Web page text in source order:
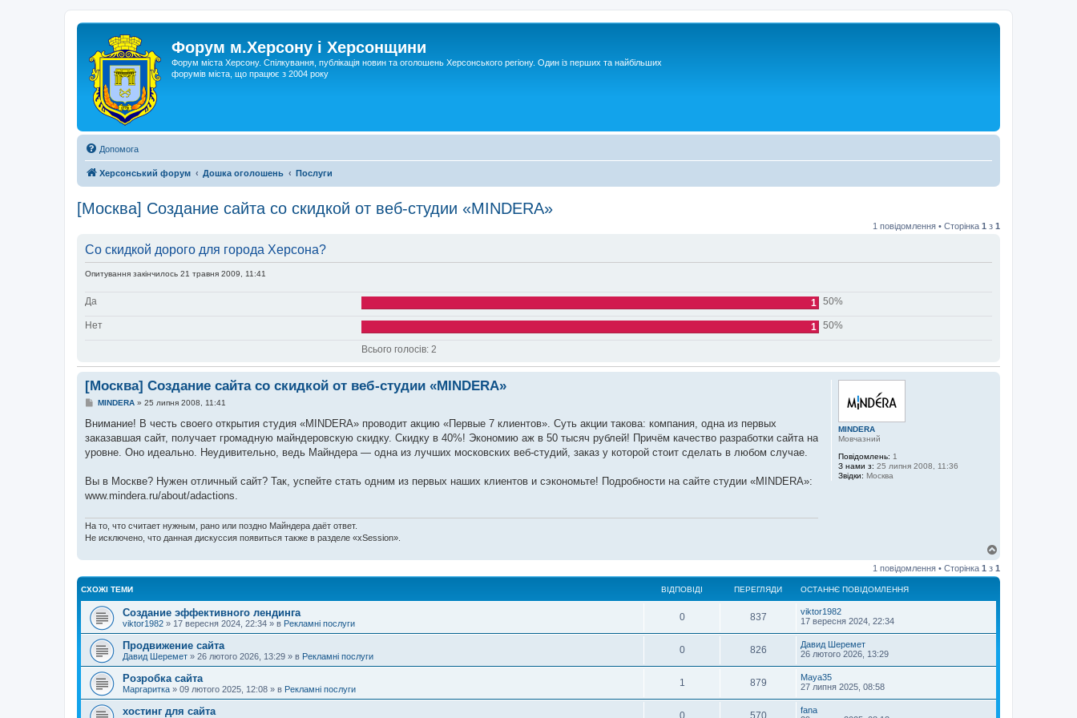
Форум м.Херсону і Херсонщини
Форум міста Херсону. Спілкування, публікація новин та оголошень Херсонського регіону. Один із перших та найбільших
форумів міста, що працює з 2004 року
Допомога
Херсонський форум Дошка оголошень Послуги
[Москва] Создание сайта со скидкой от веб-студии «MINDERA»
1 повідомлення • Сторінка 1 з 1
Со скидкой дорого для города Херсона?
Опитування закінчилось 21 травня 2009, 11:41
Да 1 50%
Нет 1 50%
Всього голосів: 2
MINDERA
Мовчазний
Повідомлень: 1
З нами з: 25 липня 2008, 11:36
Звідки: Москва
[Москва] Создание сайта со скидкой от веб-студии «MINDERA»
П
в
д
о
е
н
MINDERA» 25 липня 2008, 11:41
Внимание! В честь своего открытия студия «MINDERA» проводит акцию «Первые 7 клиентов». Суть акции такова: компания, одна из первых
заказавшая сайт, получает громадную майндеровскую скидку. Скидку в 40%! Экономию аж в 50 тысяч рублей! Причём качество разработки сайта на
уровне. Оно идеально. Неудивительно, ведь Майндера — одна из лучших московских веб-студий, заказ у которой стоит сделать в любом случае.
Вы в Москве? Нужен отличный сайт? Так, успейте стать одним из первых наших клиентов и сэкономьте! Подробности на сайте студии «MINDERA»:
www.mindera.ru/about/adactions.
На то, что считает нужным, рано или поздно Майндера даёт ответ.
Не исключено, что данная дискуссия появиться также в разделе «xSession».
г
о
1 повідомлення • Сторінка 1 з 1
СХОЖІ ТЕМИ ВІДПОВІДІ ПЕРЕГЛЯДИ ОСТАННЄ ПОВІДОМЛЕННЯ
Создание эффективного лендинга
viktor1982 » 17 вересня 2024, 22:34 » в Рекламні послуги
0 837
viktor1982
17 вересня 2024, 22:34
Продвижение сайта
Давид Шеремет » 26 лютого 2026, 13:29 » в Рекламні послуги
0 826
Давид Шеремет
26 лютого 2026, 13:29
Розробка сайта
Маргаритка » 09 лютого 2025, 12:08 » в Рекламні послуги
1 879
Maya35
27 липня 2025, 08:58
хостинг для сайта 0 570
fana